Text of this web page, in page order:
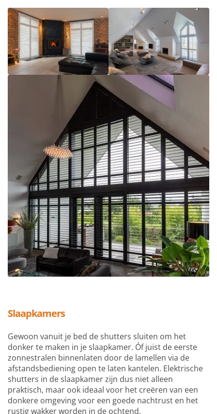
Slaapkamers
Gewoon vanuit je bed de shutters sluiten om het
donker te maken in je slaapkamer. Óf juist de eerste
zonnestralen binnenlaten door de lamellen via de
afstandsbediening open te laten kantelen. Elektrische
shutters in de slaapkamer zijn dus niet alleen
praktisch, maar ook ideaal voor het creëren van een
donkere omgeving voor een goede nachtrust en het
rustig wakker worden in de ochtend.